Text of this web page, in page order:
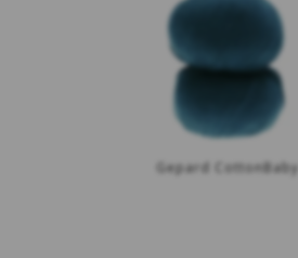
Gepard CottonBaby